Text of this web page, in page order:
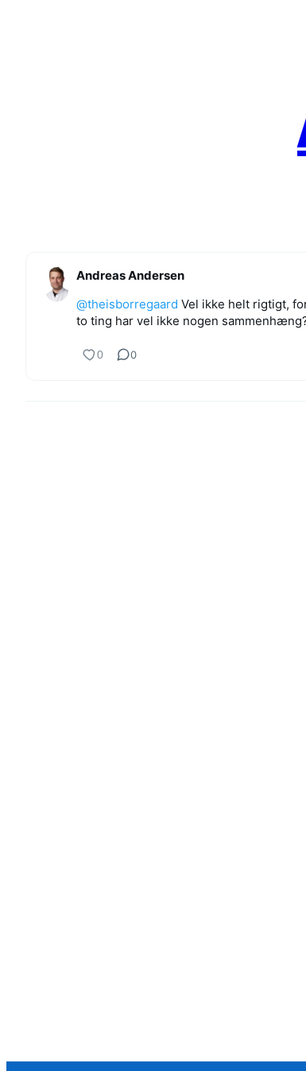
Andreas Andersen
@theisborregaard Vel ikke helt rigtigt,
to ting har vel ikke nogen
0 0